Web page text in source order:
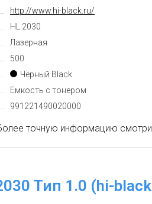
http://www.hi-black.ru/
HL 2030
Лазерная
500
Чёрный Black
Емкость с тонером
991221490020000
точную информацию
Тип 1.0 (hi-